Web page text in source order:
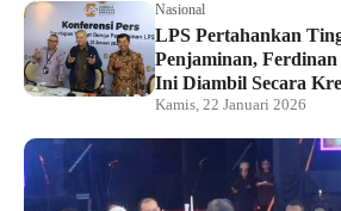
Nasional
LPS Pertahankan
Penjaminan,
Ini Diambil Secara
Kamis, 22 Januari 2026